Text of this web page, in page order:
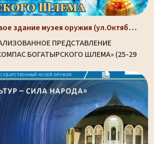
Новое здание музея оружия (ул.Октябрьская, д. 2)
ПРЕДСТАВЛЕНИЕ
БОГАТЫРСКОГО ШЛЕМА» (25-29